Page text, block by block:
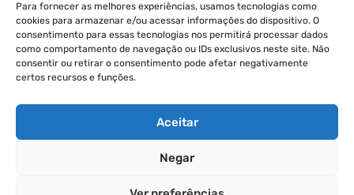
Para fornecer as melhores experiências, usamos tecnologias como
cookies para armazenar e/ou acessar informações do dispositivo. O
consentimento para essas tecnologias nos permitirá processar dados
como comportamento de navegação ou IDs exclusivos neste site. Não
consentir ou retirar o consentimento pode afetar negativamente
certos recursos e funções.
Aceitar
Negar
Urgente: Portal 8/8 Abre
Uma Nova Onda De
Despertar Em Massa
FINANÇAS COM PROPÓSITO
Como Cobrar Mais Pelo
Passo